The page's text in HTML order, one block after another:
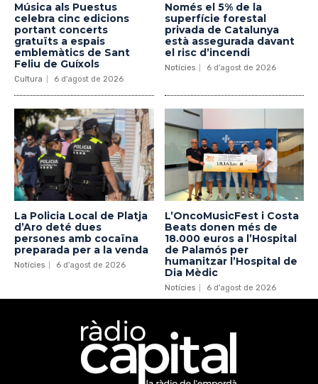
Música als Puestus
celebra cinc edicions
portant concerts
gratuïts a espais
emblemàtics de Sant
Feliu de Guíxols
Cultura 6 d'agost de 2026
Només el 5% de la
superfície forestal
privada de Catalunya
està assegurada davant
el risc d’incendi
Notícies 6 d'agost de 2026
La Policia Local de Platja
d’Aro deté dues
persones amb cocaïna
preparada per a la venda
Notícies 6 d'agost de 2026
L’OncoMusicFest i Costa
Beats donen més de
18.000 euros a l’Hospital
de Palamós per
humanitzar l’Hospital de
Dia Mèdic
Notícies 6 d'agost de 2026